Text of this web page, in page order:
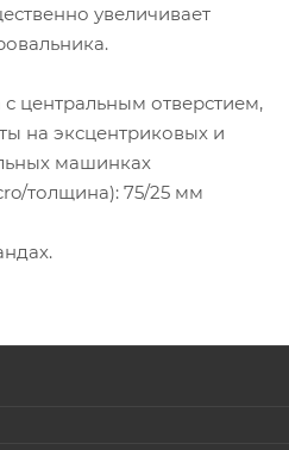
увеличивает
центральным отверстием,
на эксцентриковых и
машинках
толщина): 75/25 мм